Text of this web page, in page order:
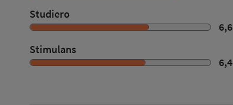
Studiero
6,6
Stimulans
6,4